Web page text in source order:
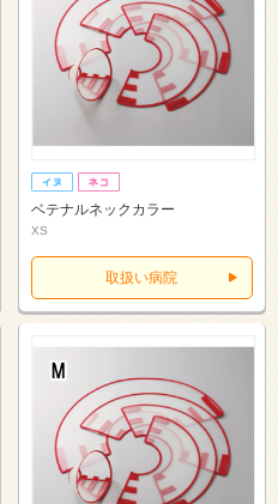
ベテナルネックカラー
XS
取扱い病院